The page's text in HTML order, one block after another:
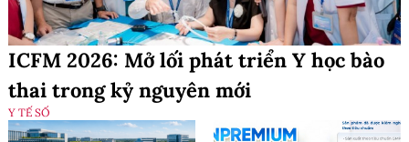
ICFM 2026: Mở lối phát triển Y học bào
thai trong kỷ nguyên mới
Y TẾ SỐ